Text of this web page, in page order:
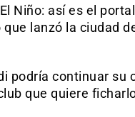
Niño: así es el portal
lanzó la ciudad
podría continuar su
que quiere